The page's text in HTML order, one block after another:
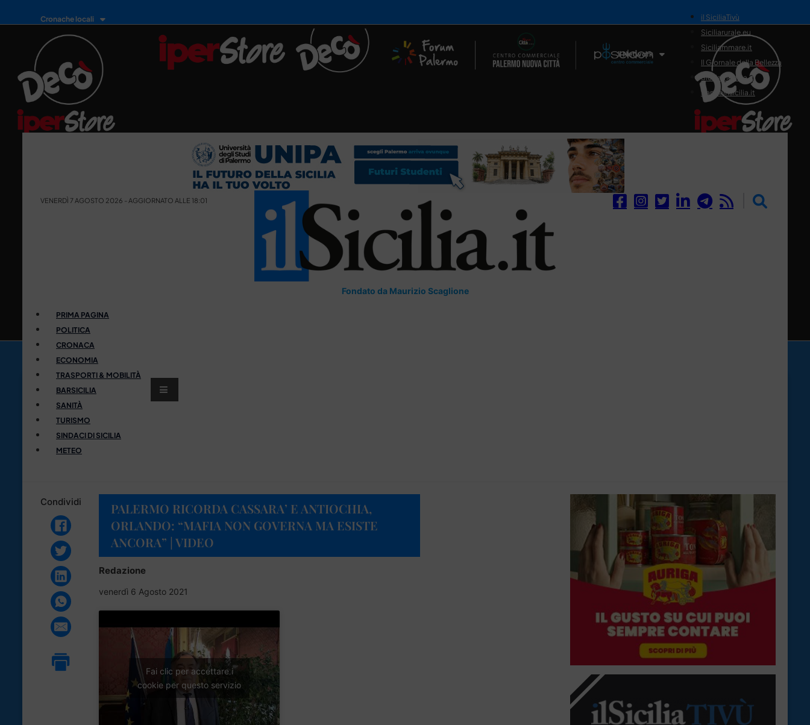
Cronache locali
Il Network
il SiciliaTivù
Siciliarurale.eu
Siciliammare.it
Il Giornale della Bellezza
Siciliamedica.it
Sanitainsicilia.it
VENERDÌ 7 AGOSTO 2026 - AGGIORNATO ALLE 18:01
Fondato da Maurizio Scaglione
PRIMA PAGINA
POLITICA
CRONACA
ECONOMIA
TRASPORTI & MOBILITÀ
BARSICILIA
SANITÀ
TURISMO
SINDACI DI SICILIA
METEO
Condividi
PALERMO RICORDA CASSARA’ E ANTIOCHIA,
ORLANDO: “MAFIA NON GOVERNA MA ESISTE
ANCORA” | VIDEO
Redazione
venerdì 6 Agosto 2021
Fai clic per accettare i
cookie per questo servizio